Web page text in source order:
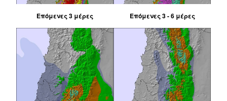
Επόμενες 3 μέρες Επόμενες 3 - 6 μέρες